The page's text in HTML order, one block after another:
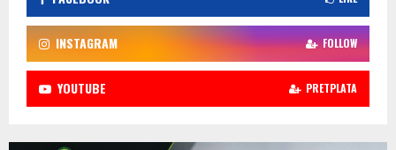
INSTAGRAM FOLLOW
YOUTUBE PRETPLATA